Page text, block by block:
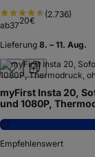
(2.736)
ab3720€
Lieferung 8. – 11. Aug.
myFirst Insta 20,
und 1080P,
7,7
Empfehlenswert